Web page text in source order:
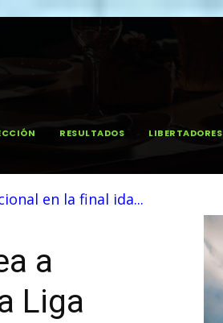
RESULTADOS LIBERTADORES
en la final ida...
a
Liga